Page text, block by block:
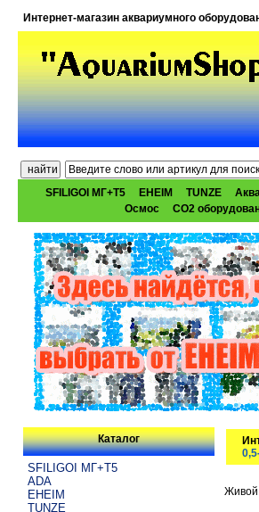
Интернет-магазин аквариумного
SFILIGOI МГ+Т5 EHEIM TUNZE
Осмос
CO2
Каталог
SFILIGOI МГ+Т5
ADA
EHEIM
TUNZE
Живой